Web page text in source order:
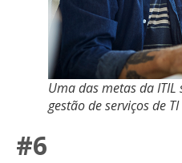
Uma das metas da
gestão de serviços de TI
#6